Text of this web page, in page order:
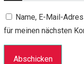
Name, E-Mail-
für meinen nächsten